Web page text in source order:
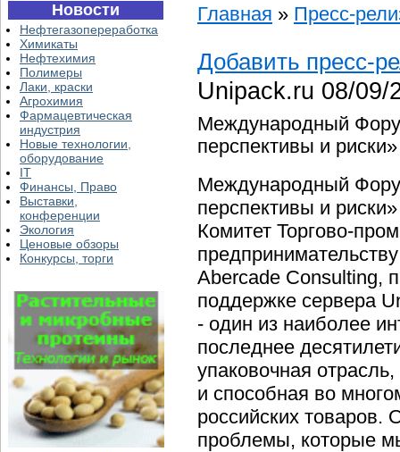
Новости
Нефтегазопереработка
Химикаты
Нефтехимия
Полимеры
Лаки, краски
Агрохимия
Фармацевтическая
индустрия
Новые технологии,
оборудование
IT
Финансы, Право
Выставки,
конференции
Экология
Ценовые обзоры
Конкурсы, торги
Главная » Пресс-
Добавить пресс-
Unipack.ru 08/09/
Международный
перспективы и
Международный
перспективы и
Комитет Торгово-
Abercade Consulting,
поддержке сервера
- один из наиболее
последнее
упаковочная
и способная во
российских товаров.
проблемы, которые